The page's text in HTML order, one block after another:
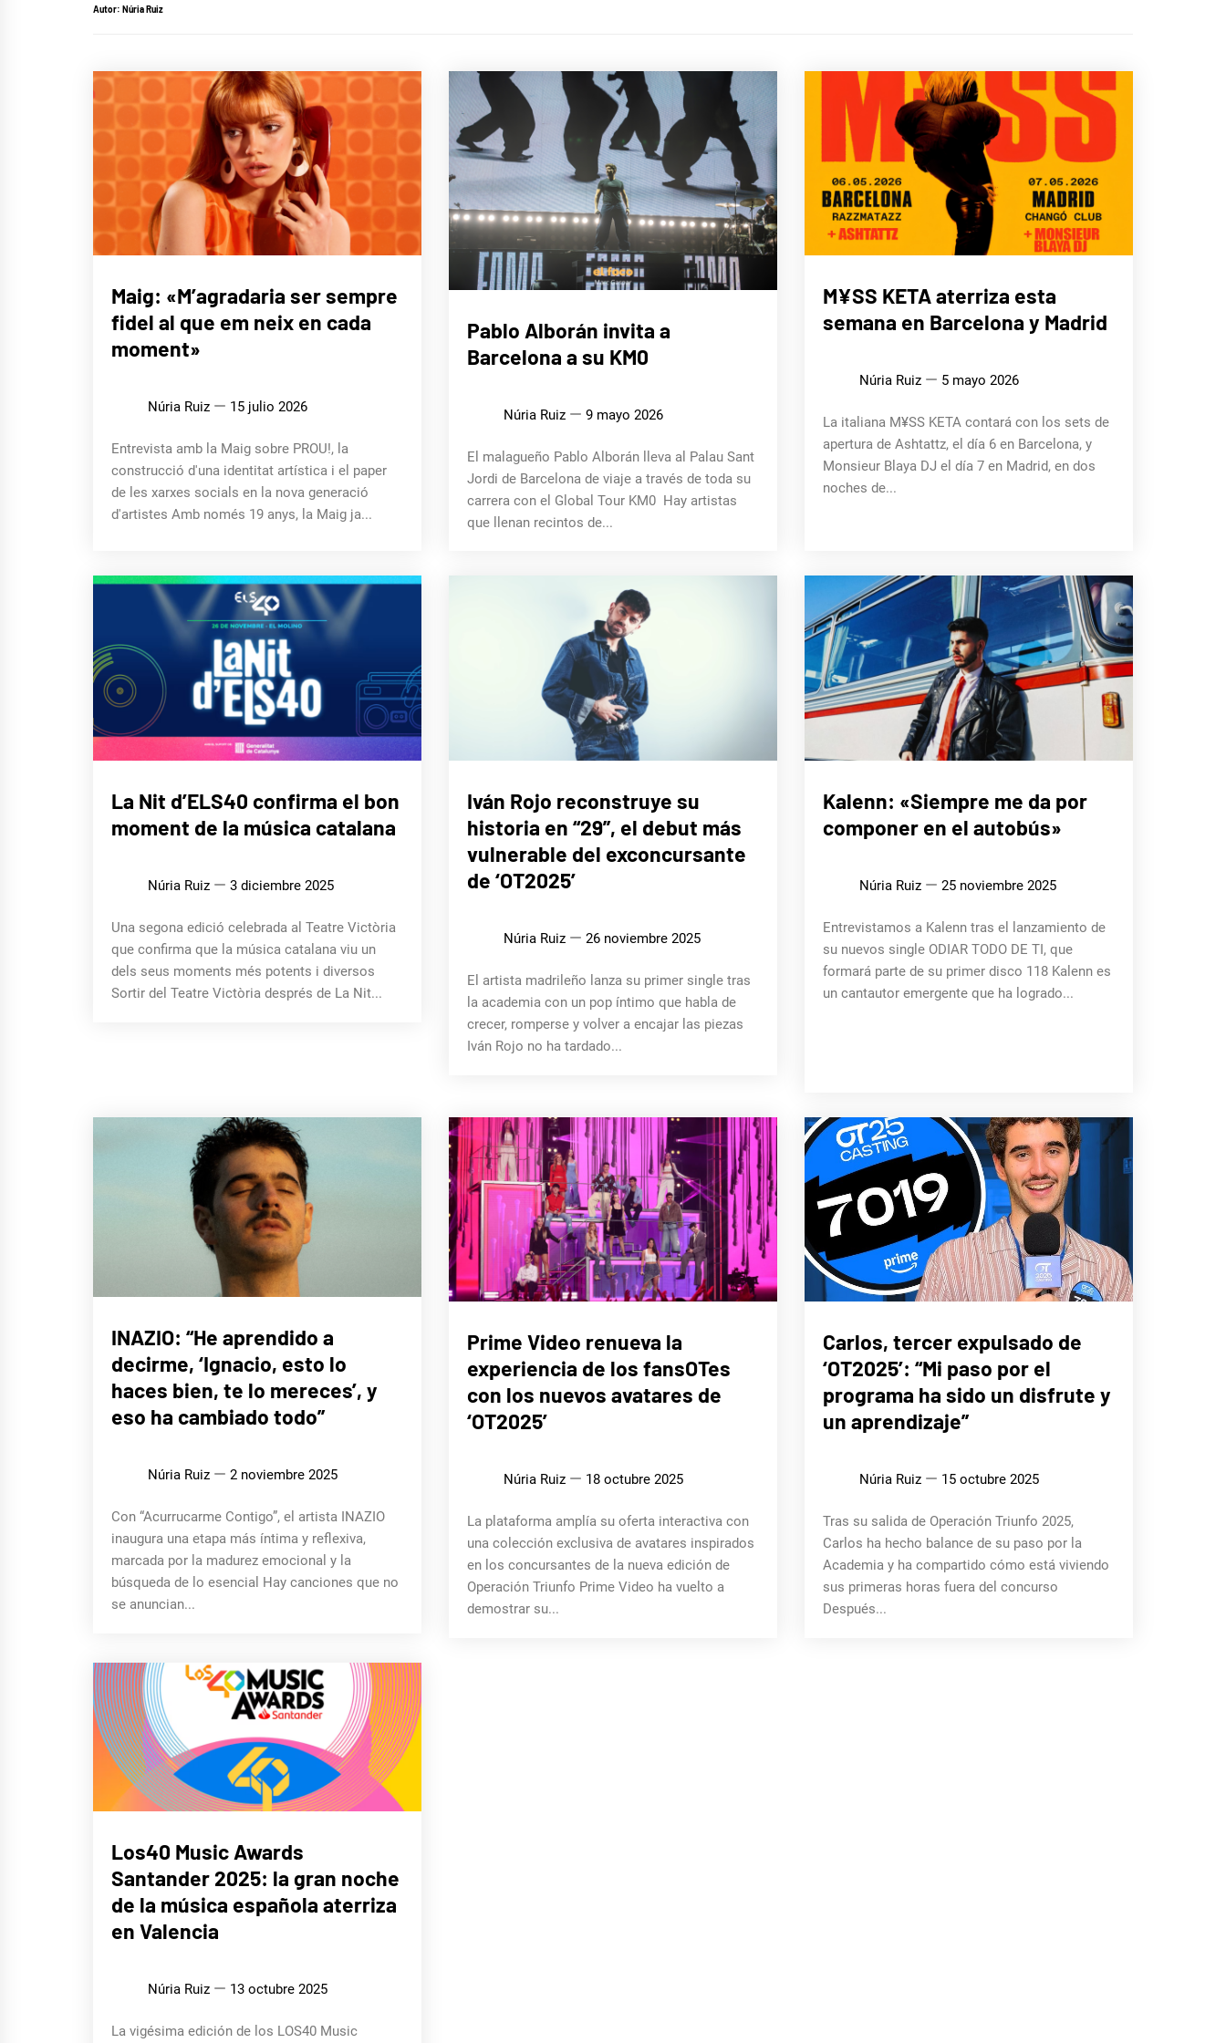
Autor: Núria Ruiz
MÚSICA
Maig: «M’agradaria ser sempre
fidel al que em neix en cada
moment»
Núria Ruiz 15 julio 2026
Entrevista amb la Maig sobre PROU!, la
construcció d'una identitat artística i el paper
de les xarxes socials en la nova generació
d'artistes Amb només 19 anys, la Maig ja...
Pablo Alborán invita a
Barcelona a su KM0
Núria Ruiz 9 mayo 2026
El malagueño Pablo Alborán lleva al Palau Sant
Jordi de Barcelona de viaje a través de toda su
carrera con el Global Tour KM0 Hay artistas
que llenan recintos de...
M¥SS KETA aterriza esta
semana en Barcelona y Madrid
Núria Ruiz 5 mayo 2026
La italiana M¥SS KETA contará con los sets de
apertura de Ashtattz, el día 6 en Barcelona, y
Monsieur Blaya DJ el día 7 en Madrid, en dos
noches de...
La Nit d’ELS40 confirma el bon
moment de la música catalana
Núria Ruiz 3 diciembre 2025
Una segona edició celebrada al Teatre Victòria
que confirma que la música catalana viu un
dels seus moments més potents i diversos
Sortir del Teatre Victòria després de La Nit...
Iván Rojo reconstruye su
historia en “29”, el debut más
vulnerable del exconcursante
de ‘OT2025’
Núria Ruiz 26 noviembre 2025
El artista madrileño lanza su primer single tras
la academia con un pop íntimo que habla de
crecer, romperse y volver a encajar las piezas
Iván Rojo no ha tardado...
Kalenn: «Siempre me da por
componer en el autobús»
Núria Ruiz 25 noviembre 2025
Entrevistamos a Kalenn tras el lanzamiento de
su nuevos single ODIAR TODO DE TI, que
formará parte de su primer disco 118 Kalenn es
un cantautor emergente que ha logrado...
MÚSICA
INAZIO: “He aprendido a
decirme, ‘Ignacio, esto lo
haces bien, te lo mereces’, y
eso ha cambiado todo”
Núria Ruiz 2 noviembre 2025
Con “Acurrucarme Contigo”, el artista INAZIO
inaugura una etapa más íntima y reflexiva,
marcada por la madurez emocional y la
búsqueda de lo esencial Hay canciones que no
se anuncian...
SERIES
Y TV
Prime Video renueva la
experiencia de los fansOTes
con los nuevos avatares de
‘OT2025’
Núria Ruiz 18 octubre 2025
La plataforma amplía su oferta interactiva con
una colección exclusiva de avatares inspirados
en los concursantes de la nueva edición de
Operación Triunfo Prime Video ha vuelto a
demostrar su...
MÚSICA
Carlos, tercer expulsado de
‘OT2025’: “Mi paso por el
programa ha sido un disfrute y
un aprendizaje”
Núria Ruiz 15 octubre 2025
Tras su salida de Operación Triunfo 2025,
Carlos ha hecho balance de su paso por la
Academia y ha compartido cómo está viviendo
sus primeras horas fuera del concurso
Después...
Los40 Music Awards
Santander 2025: la gran noche
de la música española aterriza
en Valencia
Núria Ruiz 13 octubre 2025
La vigésima edición de los LOS40 Music